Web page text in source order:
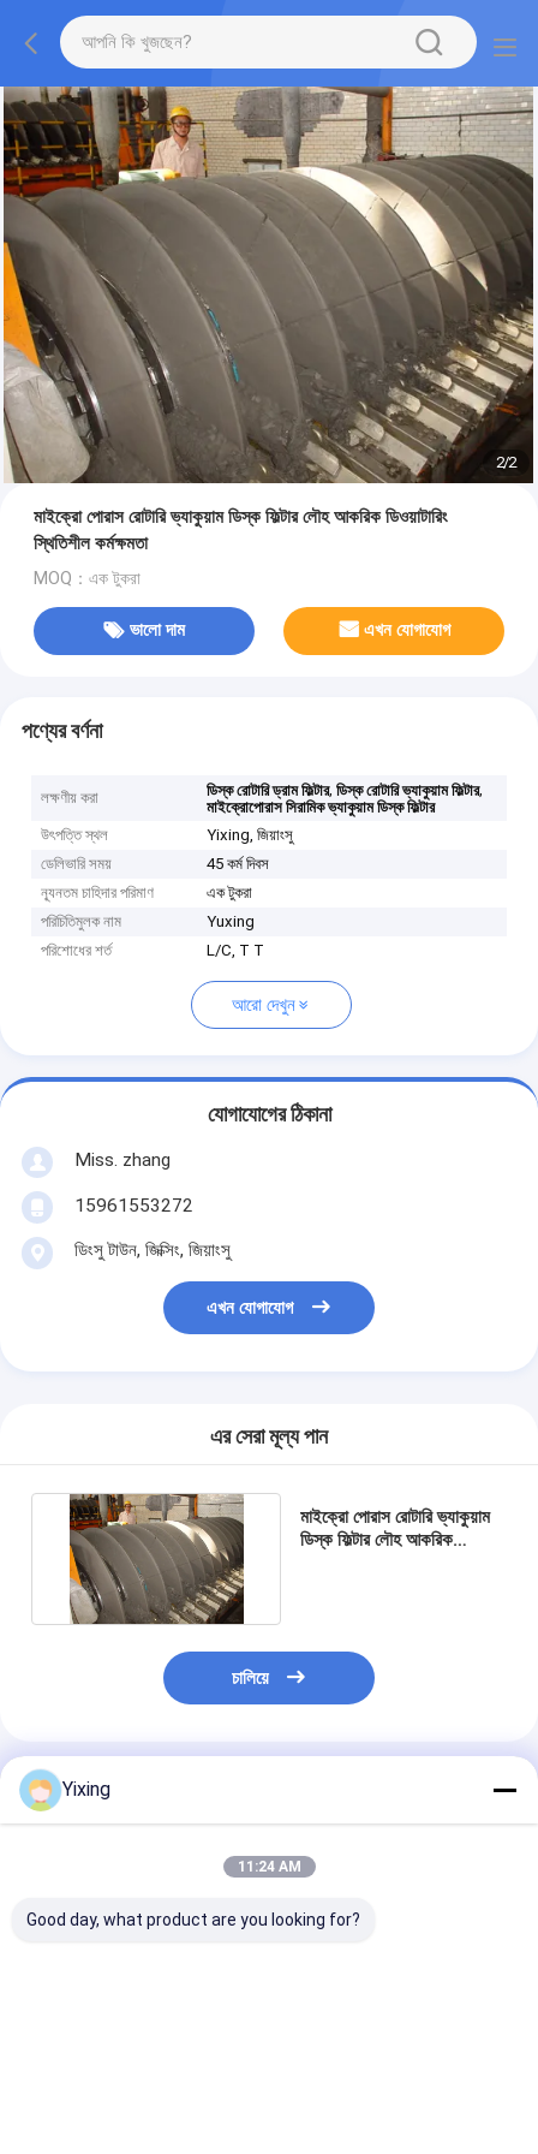
2/2
মাইক্রো পোরাস রোটারি ভ্যাকুয়াম ডিস্ক ফিল্টার লৌহ আকরিক ডিওয়াটারিং
স্থিতিশীল কর্মক্ষমতা
MOQ：এক টুকরা
ভালো দাম এখন যোগাযোগ
পণ্যের বর্ণনা
লক্ষণীয় করা ডিস্ক রোটারি ড্রাম ফিল্টার,ডিস্ক রোটারি ভ্যাকুয়াম ফিল্টার,
মাইক্রোপোরাস সিরামিক ভ্যাকুয়াম ডিস্ক ফিল্টার
উৎপত্তি স্থল
Yixing, জিয়াংসু
ডেলিভারি সময়
45 কর্ম দিবস
ন্যূনতম চাহিদার পরিমাণ
এক টুকরা
পরিচিতিমুলক নাম
Yuxing
পরিশোধের শর্ত
L/C, T T
আরো দেখুন
যোগাযোগের ঠিকানা
Miss. zhang
15961553272
ডিংসু টাউন, জিক্সিং, জিয়াংসু
এখন যোগাযোগ
এর সেরা মূল্য পান
মাইক্রো পোরাস রোটারি ভ্যাকুয়াম
ডিস্ক ফিল্টার লৌহ আকরিক
চালিয়ে
প্রস্তাবিত পণ্য
Yixing
11:24 AM
Good day, what product are you looking for?